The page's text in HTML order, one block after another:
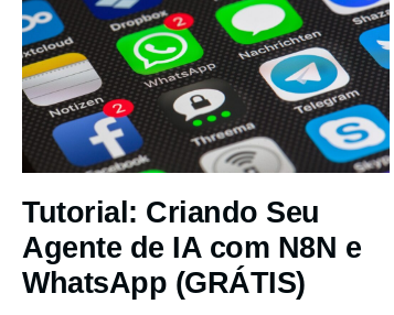
Tutorial: Criando Seu
Agente de IA com N8N e
WhatsApp (GRÁTIS)